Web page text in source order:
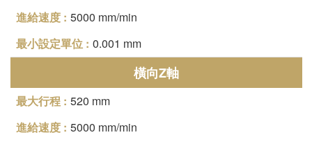
5000 mm/min
0.001 mm
橫向Z軸
520 mm
5000 mm/min